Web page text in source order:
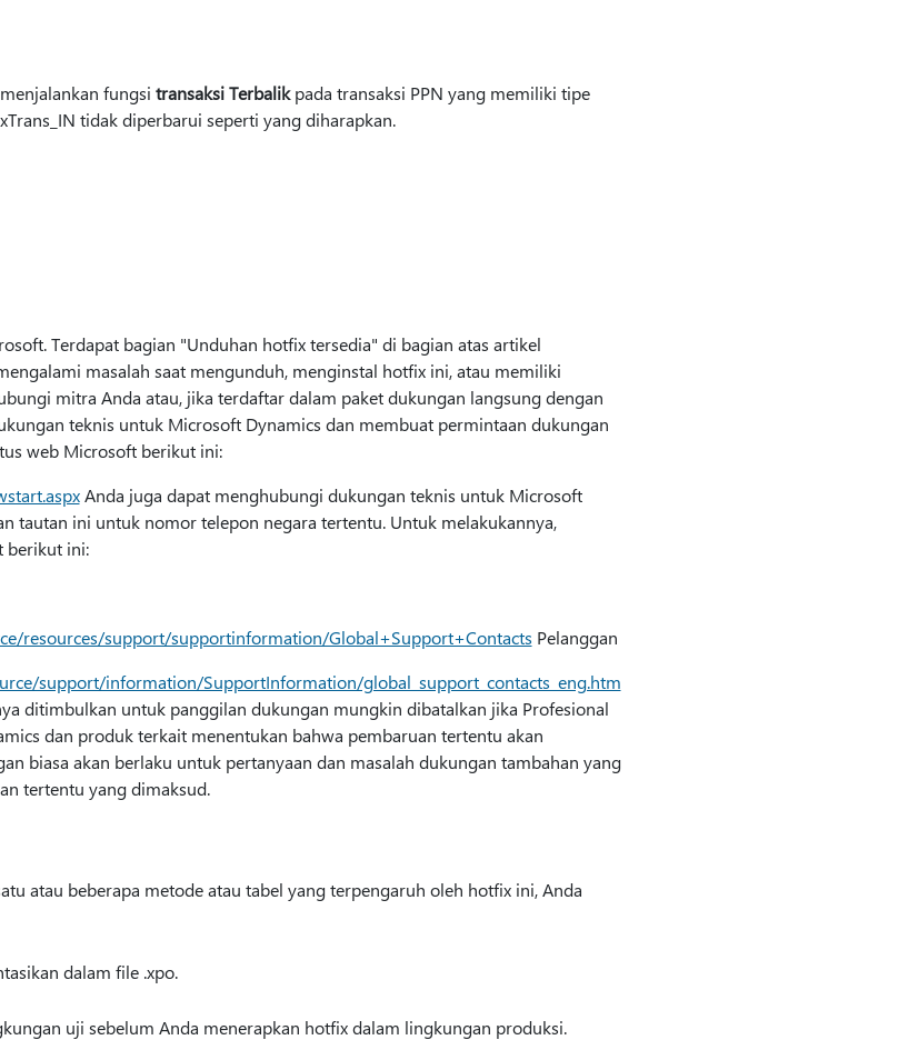
fungsi transaksi Terbalikpada transaksi PPN yang memiliki tipe
tidak diperbarui seperti yang diharapkan.
Terdapat bagian "Unduhan hotfix tersedia" di bagian atas artikel
masalah saat mengunduh, menginstal hotfix ini, atau memiliki
mitra Anda atau, jika terdaftar dalam paket dukungan langsung dengan
teknis untuk Microsoft Dynamics dan membuat permintaan dukungan
web Microsoft berikut ini:
Anda juga dapat menghubungi dukungan teknis untuk Microsoft
tautan ini untuk nomor telepon negara tertentu. Untuk melakukannya,
berikut ini:
resources/support/supportinformation/Global+Support+Contacts Pelanggan
support/information/SupportInformation/global_support_contacts_eng.htm
ditimbulkan untuk panggilan dukungan mungkin dibatalkan jika Profesional
dan produk terkait menentukan bahwa pembaruan tertentu akan
biasa akan berlaku untuk pertanyaan dan masalah dukungan tambahan yang
tertentu yang dimaksud.
atau beberapa metode atau tabel yang terpengaruh oleh hotfix ini, Anda
dalam file .xpo.
uji sebelum Anda menerapkan hotfix dalam lingkungan produksi.